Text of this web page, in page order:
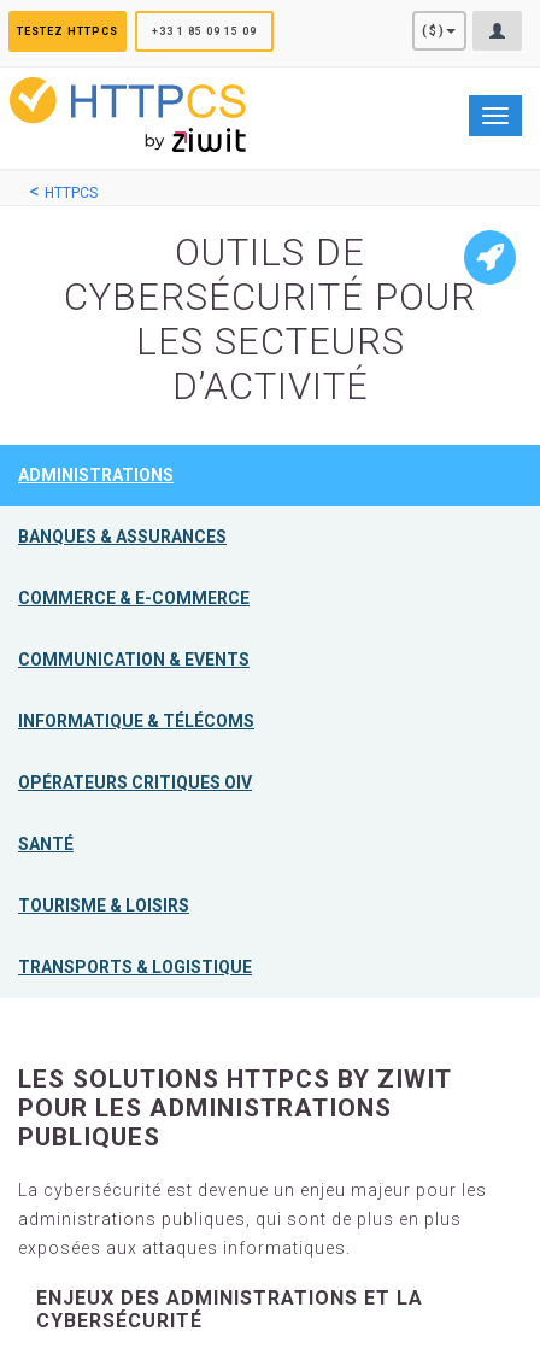
TESTEZ HTTPCS +33 1 85 09 15 09 ($)
HTTPCS
OUTILS DE
CYBERSÉCURITÉ POUR
LES SECTEURS
D’ACTIVITÉ
ADMINISTRATIONS
BANQUES & ASSURANCES
COMMERCE & E-COMMERCE
COMMUNICATION & EVENTS
INFORMATIQUE & TÉLÉCOMS
OPÉRATEURS CRITIQUES OIV
SANTÉ
TOURISME & LOISIRS
TRANSPORTS & LOGISTIQUE
LES SOLUTIONS HTTPCS BY ZIWIT
POUR LES ADMINISTRATIONS
PUBLIQUES
La cybersécurité est devenue un enjeu majeur pour les
administrations publiques, qui sont de plus en plus
exposées aux attaques informatiques.
ENJEUX DES ADMINISTRATIONS ET LA
CYBERSÉCURITÉ
Panneau de gestion des cookies